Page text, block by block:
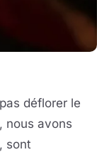
déflorer le
nous avons
sont